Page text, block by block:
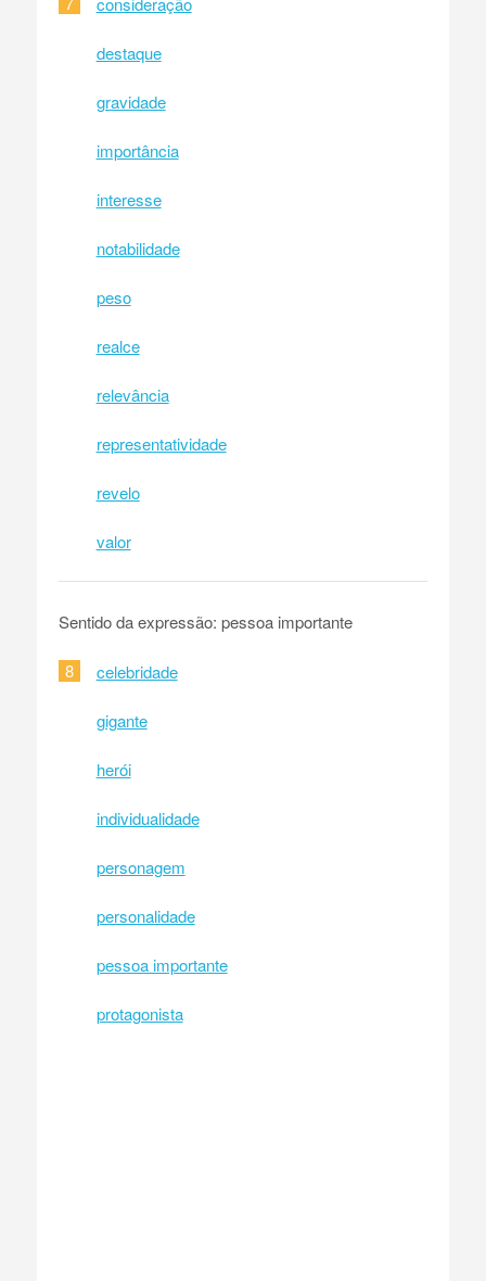
destaque
gravidade
importância
interesse
notabilidade
peso
realce
relevância
representatividade
revelo
valor
Sentido da expressão: pessoa importante
8 celebridade
gigante
herói
individualidade
personagem
personalidade
pessoa importante
protagonista